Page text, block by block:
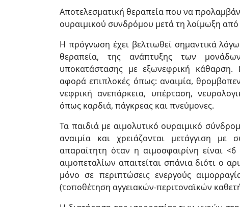
Αποτελεσματική θεραπεία που να
ουραιμικού συνδρόμου μετά τη λοίμωξη από
Η πρόγνωση έχει βελτιωθεί σημαντικά
θεραπεία, της ανάπτυξης των
υποκατάστασης με εξωνεφρική κάθαρση.
αφορά επιπλοκές όπως: αναιμία,
νεφρική ανεπάρκεια, υπέρταση,
όπως καρδιά, πάγκρεας και πνεύμονες.
Τα παιδιά με αιμολυτικό ουραιμικό
αναιμία και χρειάζονται μετάγγιση με
απαραίτητη όταν η αιμοσφαιρίνη είναι
αιμοπεταλίων απαιτείται σπάνια διότι ο
μόνο σε περιπτώσεις ενεργούς
(τοποθέτηση αγγειακών-περιτοναϊκών